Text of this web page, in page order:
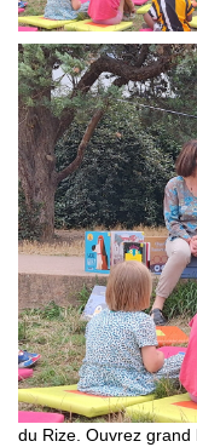
du Rize. Ouvrez